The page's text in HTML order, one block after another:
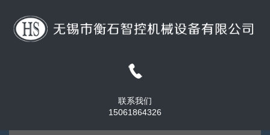
联系我们
15061864326